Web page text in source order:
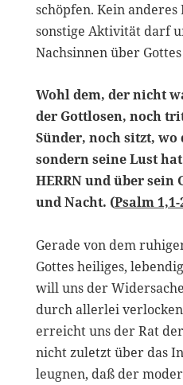
schöpfen. Kein anderes
sonstige Aktivität darf
Nachsinnen über
Wohl dem, der nicht
der Gottlosen, noch
Sünder, noch sitzt, wo
sondern seine Lust hat
HERRN und über sein
und Nacht. (Psalm 1,1-
Gerade von dem
Gottes heiliges,
will uns der
durch allerlei
erreicht uns der Rat
nicht zuletzt über das
leugnen, daß der